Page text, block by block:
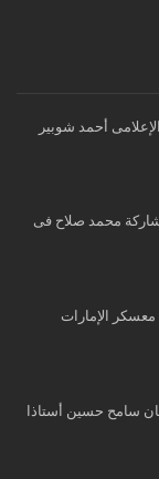
أحمد شوبير
محمد صلاح فى
الإمارات
سامح حسين أستاذا